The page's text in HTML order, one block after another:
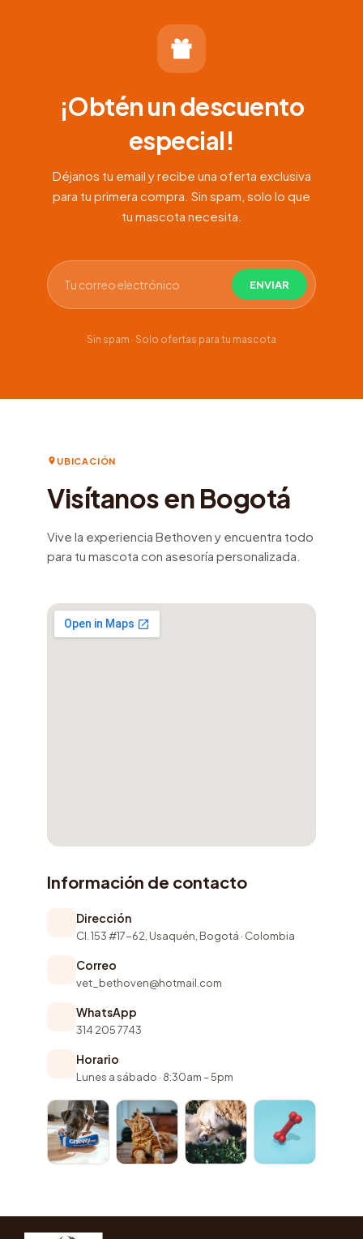
¡Obtén un descuento
especial!
Déjanos tu email y recibe una oferta exclusiva
para tu primera compra. Sin spam, solo lo que
tu mascota necesita.
Sin spam · Solo ofertas para tu mascota
UBICACIÓN
Visítanos en Bogotá
Vive la experiencia Bethoven y encuentra todo
para tu mascota con asesoría personalizada.
Información de contacto
Dirección
Cl. 153 #17-62, Usaquén, Bogotá · Colombia
Correo
vet_bethoven@hotmail.com
WhatsApp
314 205 7743
Horario
Lunes a sábado · 8:30am – 5pm